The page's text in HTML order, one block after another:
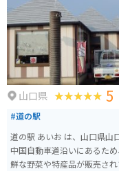
山口県 5
#道の駅
道の駅 あいお は、山口県山
中国自動車道沿いにあるため、
鮮な野菜や特産品が販売さ